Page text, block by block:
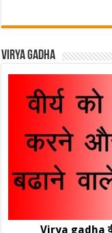
Virya Gadha
Virya gadha